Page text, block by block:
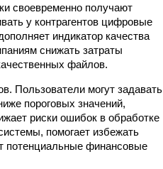
своевременно получают
у контрагентов цифровые
индикатор качества
снижать затраты
файлов.
Пользователи могут задавать
пороговых значений,
риски ошибок в обработке
помогает избежать
потенциальные финансовые